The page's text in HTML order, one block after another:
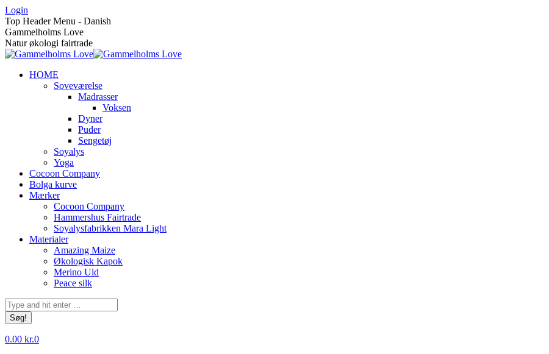
Skip
to
content
Login
Top Header Menu - Danish
Gammelholms Love
Natur økologi fairtrade
HOME
Soveværelse
Madrasser
Voksen
Dyner
Puder
Sengetøj
Soyalys
Yoga
Cocoon Company
Bolga kurve
Mærker
Cocoon Company
Hammershus Fairtrade
Soyalysfabrikken Mara Light
Materialer
Amazing Maize
Økologisk Kapok
Merino Uld
Peace silk
Søg:
0.00 kr.0